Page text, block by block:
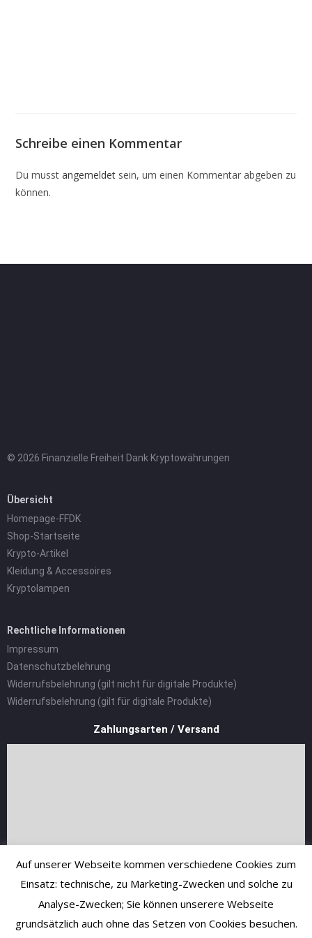
Schreibe einen Kommentar
Du musstangemeldet sein, um einen Kommentar abgeben zu
können.
© 2026 Finanzielle Freiheit Dank Kryptowährungen
Übersicht
Homepage-FFDK
Shop-Startseite
Krypto-Artikel
Kleidung & Accessoires
Kryptolampen
Rechtliche Informationen
Impressum
Datenschutzbelehrung
Widerrufsbelehrung (gilt nicht für digitale Produkte)
Widerrufsbelehrung (gilt für digitale Produkte)
Zahlungsarten / Versand
Auf unserer Webseite kommen verschiedene Cookies zum
Einsatz: technische, zu Marketing-Zwecken und solche zu
Analyse-Zwecken; Sie können unserere Webseite
grundsätzlich auch ohne das Setzen von Cookies besuchen.